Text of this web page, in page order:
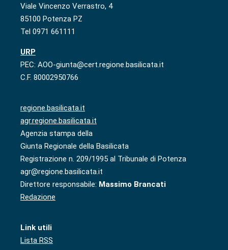
Viale Vincenzo Verrastro, 4
85100 Potenza PZ
Tel 0971 661111
URP
PEC: AOO-giunta@cert.regione.basilicata.it
C.F. 80002950766
regione.basilicata.it
agr.regione.basilicata.it
Agenzia stampa della
Giunta Regionale della Basilicata
Registrazione n. 209/1995 al Tribunale di Potenza
agr@regione.basilicata.it
Direttore responsabile: Massimo Brancati
Redazione
Link utili
Lista RSS